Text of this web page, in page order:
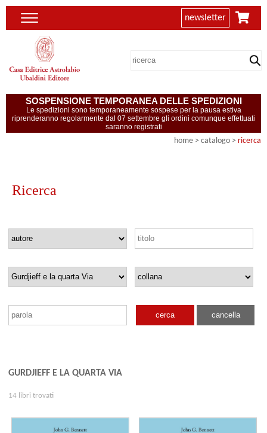
newsletter
SOSPENSIONE TEMPORANEA DELLE SPEDIZIONI
Le spedizioni sono temporaneamente sospese per la pausa estiva
riprenderanno regolarmente dal 07 settembre gli ordini comunque effettuati
saranno registrati
home > catalogo > ricerca
Ricerca
cerca cancella
GURDJIEFF E LA QUARTA VIA
14 libri trovati